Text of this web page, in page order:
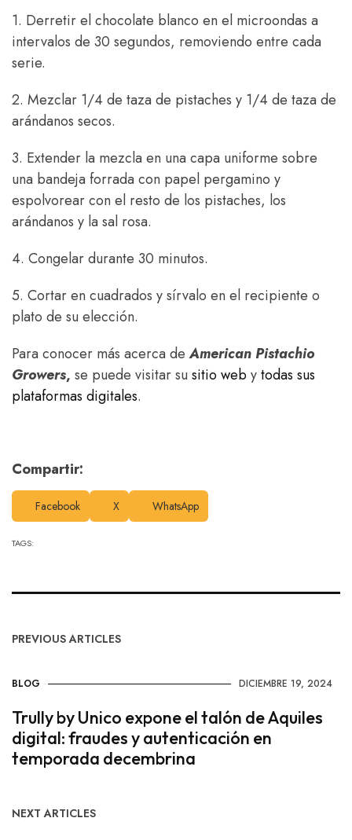
1. Derretir el chocolate blanco en el microondas a
intervalos de 30 segundos, removiendo entre cada
serie.
2. Mezclar 1/4 de taza de pistaches y 1/4 de taza de
arándanos secos.
3. Extender la mezcla en una capa uniforme sobre
una bandeja forrada con papel pergamino y
espolvorear con el resto de los pistaches, los
arándanos y la sal rosa.
4. Congelar durante 30 minutos.
5. Cortar en cuadrados y sírvalo en el recipiente o
plato de su elección.
Para conocer más acerca deAmerican Pistachio
Growers, se puede visitar su sitio web ytodas sus
plataformas digitales.
Compartir:
Facebook X WhatsApp
TAGS:
PREVIOUS ARTICLES
BLOG DICIEMBRE 19, 2024
Trully by Unico expone el talón de Aquiles
digital: fraudes y autenticación en
temporada decembrina
NEXT ARTICLES